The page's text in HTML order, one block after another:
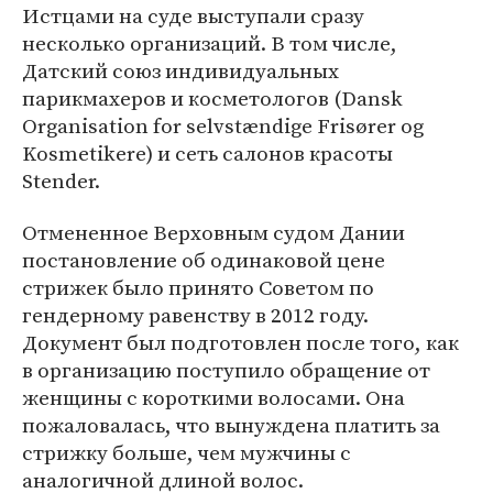
Истцами на суде выступали сразу
несколько организаций. В том числе,
Датский союз индивидуальных
парикмахеров и косметологов (Dansk
Organisation for selvstændige Frisører og
Kosmetikere) и сеть салонов красоты
Stender.
Отмененное Верховным судом Дании
постановление об одинаковой цене
стрижек было принято Советом по
гендерному равенству в 2012 году.
Документ был подготовлен после того, как
в организацию поступило обращение от
женщины с короткими волосами. Она
пожаловалась, что вынуждена платить за
стрижку больше, чем мужчины с
аналогичной длиной волос.